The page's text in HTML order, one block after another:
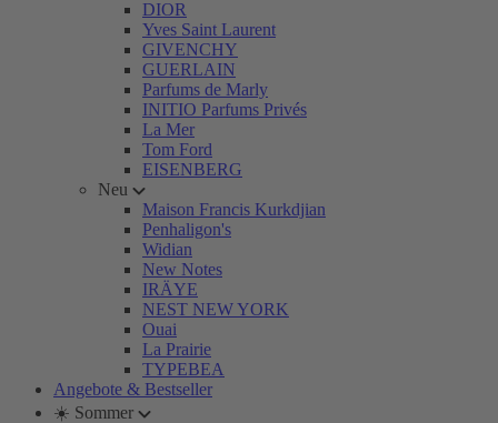
DIOR
Yves Saint Laurent
GIVENCHY
GUERLAIN
Parfums de Marly
INITIO Parfums Privés
La Mer
Tom Ford
EISENBERG
Neu
Maison Francis Kurkdjian
Penhaligon's
Widian
New Notes
IRÄYE
NEST NEW YORK
Ouai
La Prairie
TYPEBEA
Angebote & Bestseller
☀️ Sommer